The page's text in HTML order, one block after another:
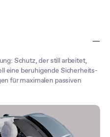
Schutz, der still arbeitet,
eine beruhigende Sicherheits-
für maximalen passiven